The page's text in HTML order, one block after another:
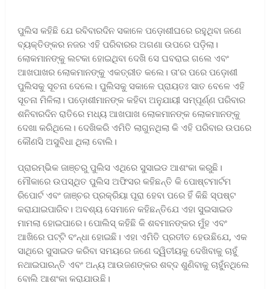
ପୁଲିସ କହିଛି ଯେ ରବିବାରଦିନ ସକାଳେ ପଡ଼ୋଶୀଘରେ ରହୁଥିବା ଜଣେ
ବ୍ୟକ୍ତିଙ୍କର ନଜର ଏହି ପରିବାରର ଅଗଣା ଉପରେ ପଡ଼ିଲା।
ଲୋକମାନଙ୍କୁ ଲଟକା ହୋଇଥିବା ଦେଖି ସେ ଘବରାଇ ଗଲେ ଏବଂ
ଆଖପାଖର ଲୋକମାନଙ୍କୁ ଏକତ୍ରୀତ କଲେ। ତା’ର ପରେ ପଡ଼ୋଶୀ
ପୁଲିସକୁ ସୂଚନା ଦେଲେ। ପୁଲିସକୁ ସକାଳେ ପ୍ରାୟତଃ ସାତ ବେଳେ ଏହି
ସୂଚନା ମିଳିଲା। ପଡ଼ୋଶୀମାନଙ୍କ କହିବା ଅନୁଯାୟୀ ସମ୍ପୂର୍ଣ୍ଣ ପରିବାର
ଶନିବାରଦିନ ରାତିରେ ମଧ୍ୟ ଆଖପାଖ ଲୋକମାନଙ୍କ ଲୋକମାନଙ୍କୁ
ଦେଖା କରିଥିଲେ। ଦେଖିକରି ଏମିତି ଲାଗୁନଥିଲା କି ଏହି ପରିବାର ଉପରେ
କୌଣସି ଅସୁବିଧା ଥିଲା ବୋଲି।
ପ୍ରାରମ୍ଭିକ ଜାଞ୍ଚରୁ ପୁଲିସ ଏଥିରେ ସୁସାଇଡ ଆଶଂକା କରୁଛି।
ମୌକାରେ ଉପସ୍ଥିତ ପୁଲିସ ଅଫିସର କହିଛନ୍ତି କି ପୋଷ୍ଟମାର୍ଟମ
ରିପୋର୍ଟ ଏବଂ ଜାଞ୍ଚର ପ୍ରକ୍ରିୟା ପୂରା ହେବା ପରେ ହିଁ କିଛି ସ୍ପଷ୍ଟ
କରାଯାଇପାରିବ। ଅବଶ୍ୟ ସେମାନେ କହିଛନ୍ତିଯେ ଏହା ସୁଇସାଇଡ
ମାମଲା ହୋଇପାରେ। ପୋଲିସ୍ କହିଛି କି ଶବମାନଙ୍କର ମୁଁହ ଏବଂ
ଆଖିରେ ପଟ୍ଟି ବଂନ୍ଧା ହୋଇଛି। ଏହା ଏମିତି ପ୍ରତୀତ ହେଉଛିଯେ, ଏକ
ସାଥିରେ ସୁସାଇଡ କରିବା ସମୟରେ ଜଣେ ଦ୍ୱିତୀୟକୁ ଦେଖିବାକୁ ଚାହୁଁ
ନଥାଇପାରନ୍ତି ଏବଂ ଅନ୍ୟ ଆଉଜଣଙ୍କର ଶବ୍ଦ ଶୁଣିବାକୁ ଚାହୁଁନଥିଲେ
ବୋଲି ଆଶଂକା କରାଯାଉଛି।